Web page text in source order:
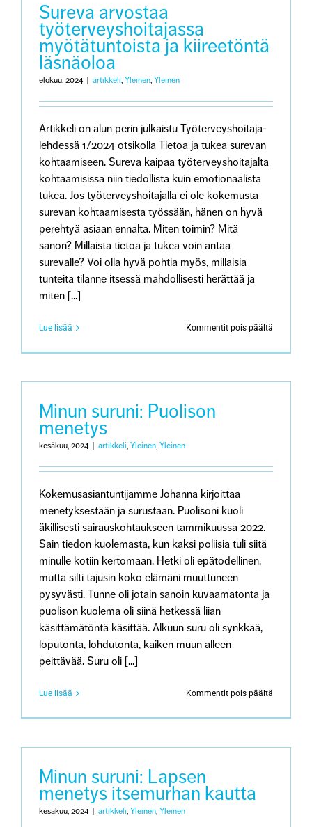
Sureva arvostaa
työterveyshoitajassa
myötätuntoista ja kiireetöntä
läsnäoloa
elokuu, 2024 artikkeli, Yleinen, Yleinen
Artikkeli on alun perin julkaistu Työterveyshoitaja-
lehdessä 1/2024 otsikolla Tietoa ja tukea surevan
kohtaamiseen. Sureva kaipaa työterveyshoitajalta
kohtaamisissa niin tiedollista kuin emotionaalista
tukea. Jos työterveyshoitajalla ei ole kokemusta
surevan kohtaamisesta työssään, hänen on hyvä
perehtyä asiaan ennalta. Miten toimin? Mitä
sanon? Millaista tietoa ja tukea voin antaa
surevalle? Voi olla hyvä pohtia myös, millaisia
tunteita tilanne itsessä mahdollisesti herättää ja
miten [...]
Lue lisää Kommentit pois päältä
arvostaa
Minun suruni: Puolison
menetys
kesäkuu, 2024 artikkeli, Yleinen, Yleinen
Kokemusasiantuntijamme Johanna kirjoittaa
menetyksestään ja surustaan. Puolisoni kuoli
äkillisesti sairauskohtaukseen tammikuussa 2022.
Sain tiedon kuolemasta, kun kaksi poliisia tuli siitä
minulle kotiin kertomaan. Hetki oli epätodellinen,
mutta silti tajusin koko elämäni muuttuneen
pysyvästi. Tunne oli jotain sanoin kuvaamatonta ja
puolison kuolema oli siinä hetkessä liian
käsittämätöntä käsittää. Alkuun suru oli synkkää,
loputonta, lohdutonta, kaiken muun alleen
peittävää. Suru oli [...]
Lue lisää Kommentit pois päältä
suruni:
Minun suruni: Lapsen
menetys itsemurhan kautta
kesäkuu, 2024 artikkeli, Yleinen, Yleinen